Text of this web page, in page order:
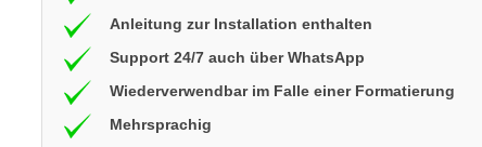
Anleitung zur Installation enthalten
Support 24/7 auch über WhatsApp
Wiederverwendbar im Falle einer Formatierung
Mehrsprachig